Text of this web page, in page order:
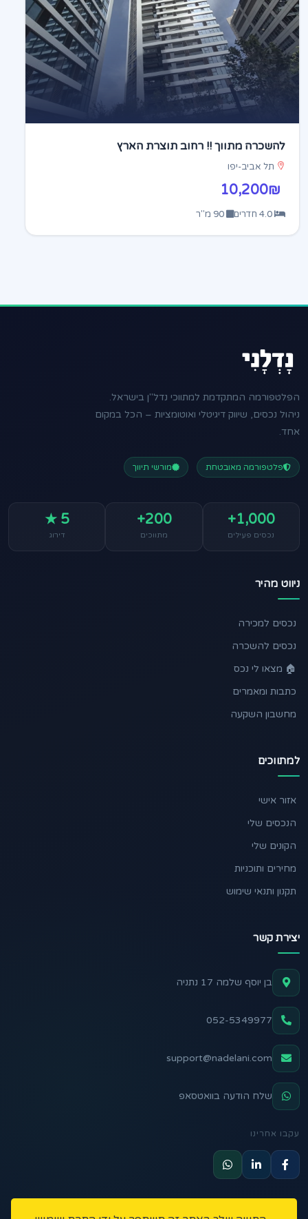
להשכרה מתווך !! רחוב תוצרת הארץ
תל אביב-יפו
10,200₪
הפלטפורמה המתקדמת למתווכי נדל"ן בישראל.
ניהול נכסים, שיווק דיגיטלי ואוטומציות – הכל במקום
אחד.
פלטפורמה מאובטחת מורשי תיווך
1,000+
נכסים פעילים
200+
מתווכים
5 ★
דירוג
ניווט מהיר
נכסים למכירה
נכסים להשכרה
🏠 מצאו לי נכס
כתבות ומאמרים
מחשבון השקעה
למתווכים
אזור אישי
הנכסים שלי
הקונים שלי
מחירים ותוכניות
תקנון ותנאי שימוש
יצירת קשר
בן יוסף שלמה 17 נתניה
052-5349977
support@nadelani.com
שלח הודעה בוואטסאפ
עקבו אחרינו